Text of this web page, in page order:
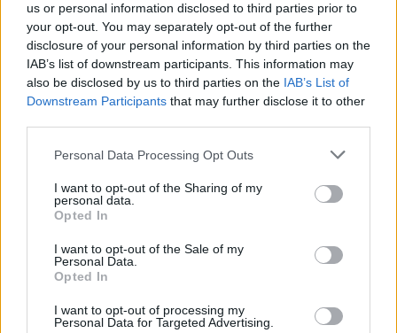
us or personal information disclosed to third parties prior to
your opt-out. You may separately opt-out of the further
disclosure of your personal information by third parties on the
IAB’s list of downstream participants. This information may
also be disclosed by us to third parties on the IAB’s List of
Downstream Participants that may further disclose it to other
Please note that this website/app uses one or more Google
not limited to your visit or usage behaviour. You may click to
grant or deny consent to Google and its third-party tags to
use your data for below specified purposes in below Google
consent section.
Personal Data Processing Opt Outs
I want to opt-out of the Sharing of my
personal data.
Opted In
I want to opt-out of the Sale of my
Personal Data.
Opted In
I want to opt-out of processing my
Personal Data for Targeted Advertising.
SMASH by Meló-Diák: Homok, zene és a nyár legjobb
hangulata – Jön a második forduló! (X)
Július végén folytatódik a balatoni strandröplabda-
sorozat.
#netflix